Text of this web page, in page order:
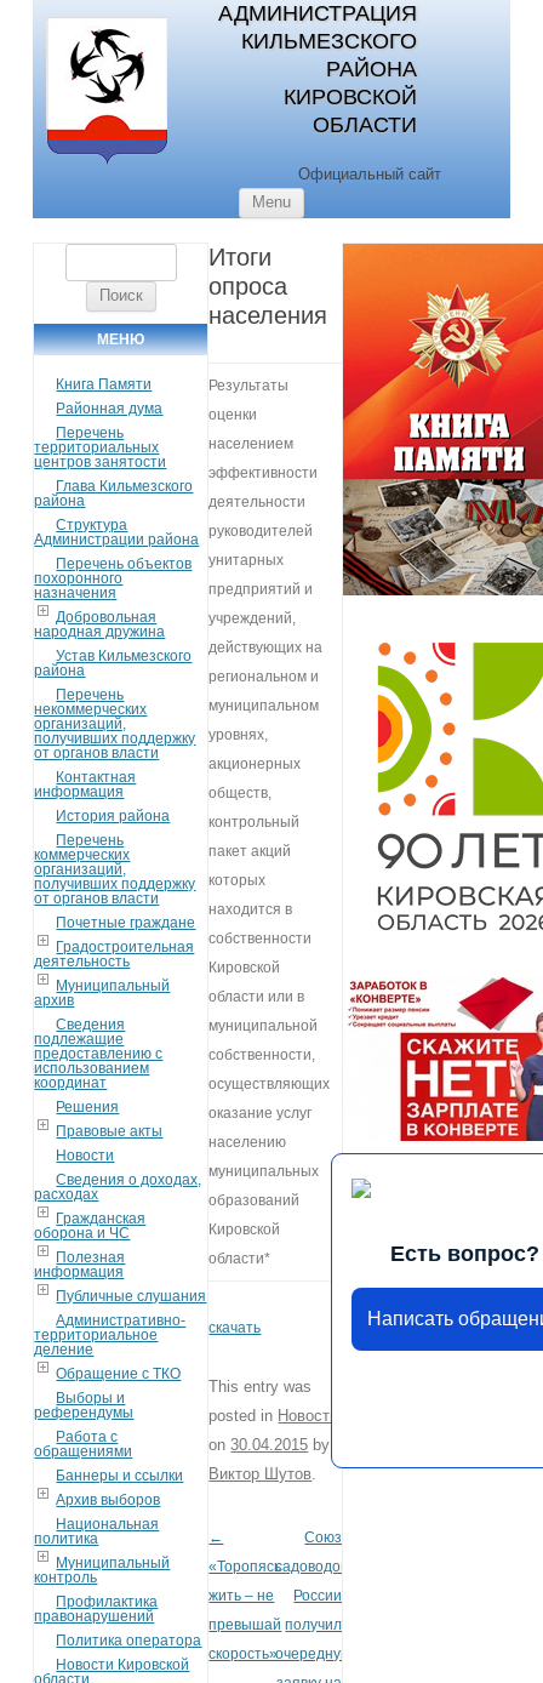
АДМИНИСТРАЦИЯ
КИЛЬМЕЗСКОГО
РАЙОНА
КИРОВСКОЙ
ОБЛАСТИ
Официальный сайт
Menu
МЕНЮ
Книга Памяти
Районная дума
Перечень
территориальных
центров занятости
Глава Кильмезского
района
Структура
Администрации района
Перечень объектов
похоронного
назначения
Добровольная
народная дружина
Устав Кильмезского
района
Перечень
некоммерческих
организаций,
получивших поддержку
от органов власти
Контактная
информация
История района
Перечень
коммерческих
организаций,
получивших поддержку
от органов власти
Почетные граждане
Градостроительная
деятельность
Муниципальный
архив
Сведения
подлежащие
предоставлению с
использованием
координат
Решения
Правовые акты
Новости
Сведения о доходах,
расходах
Гражданская
оборона и ЧС
Полезная
информация
Публичные слушания
Административно-
территориальное
деление
Обращение с ТКО
Выборы и
референдумы
Работа с
обращениями
Баннеры и ссылки
Архив выборов
Национальная
политика
Муниципальный
контроль
Профилактика
правонарушений
Политика оператора
Новости Кировской
области
Итоги
опроса
населения
Результаты
оценки
населением
эффективности
деятельности
руководителей
унитарных
предприятий и
учреждений,
действующих на
региональном и
муниципальном
уровнях,
акционерных
обществ,
контрольный
пакет акций
которых
находится в
собственности
Кировской
области или в
муниципальной
собственности,
осуществляющих
оказание услуг
населению
муниципальных
образований
Кировской
области*
скачать
This entry was
posted in Новости
on30.04.2015 by
Виктор Шутов.
Post navigation
←
«Торопясь
жить – не
превышай
скорость»
Союз
садоводов
России
получил
очередную
Есть вопрос?
Написать